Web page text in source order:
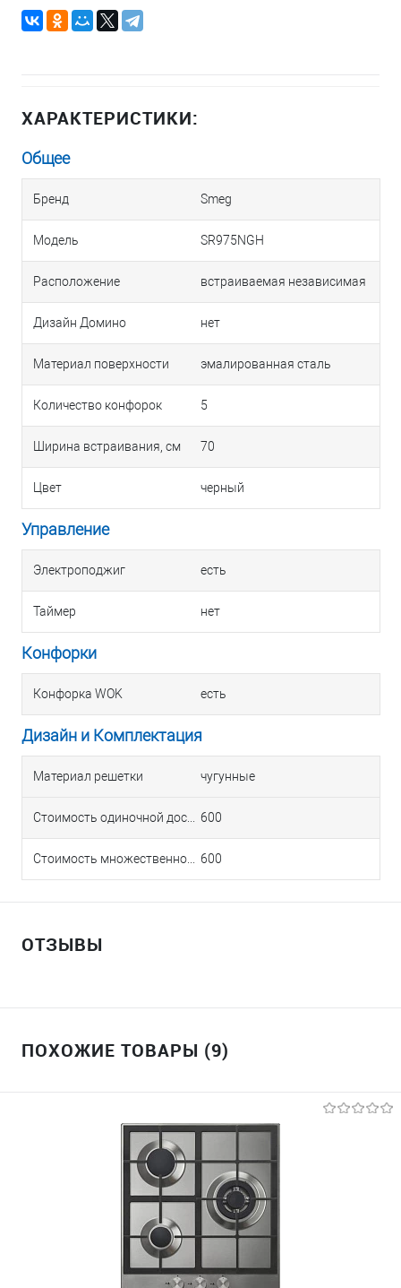
ХАРАКТЕРИСТИКИ:
Общее
Бренд Smeg
Модель SR975NGH
Расположение встраиваемая независимая
Дизайн Домино нет
Материал поверхности эмалированная сталь
Количество конфорок 5
Ширина встраивания, см 70
Цвет черный
Управление
Электроподжиг есть
Таймер нет
Конфорки
Конфорка WOK есть
Дизайн и Комплектация
Материал решетки чугунные
600
600
ОТЗЫВЫ
ПОХОЖИЕ ТОВАРЫ (9)